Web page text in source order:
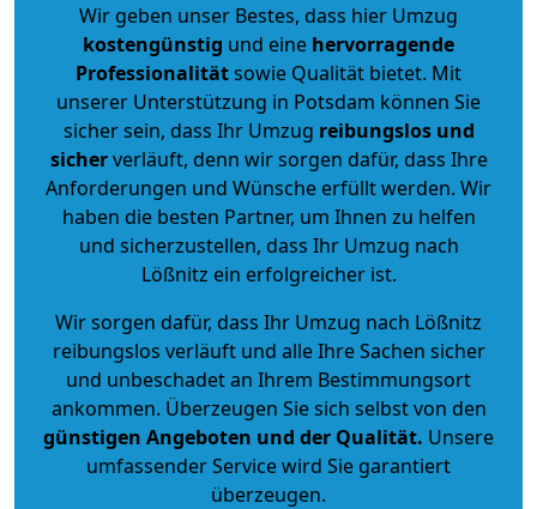
Wir geben unser Bestes, dass hier Umzug
kostengünstig und eine hervorragende
Professionalitätsowie Qualität bietet. Mit
unserer Unterstützung in Potsdam können Sie
sicher sein, dass Ihr Umzug reibungslos und
sicherverläuft, denn wir sorgen dafür, dass Ihre
Anforderungen und Wünsche erfüllt werden. Wir
haben die besten Partner, um Ihnen zu helfen
und sicherzustellen, dass Ihr Umzug nach
Lößnitz ein erfolgreicher ist.
Wir sorgen dafür, dass Ihr Umzug nach Lößnitz
reibungslos verläuft und alle Ihre Sachen sicher
und unbeschadet an Ihrem Bestimmungsort
ankommen. Überzeugen Sie sich selbst von den
günstigen Angeboten und der Qualität. Unsere
umfassender Service wird Sie garantiert
überzeugen.